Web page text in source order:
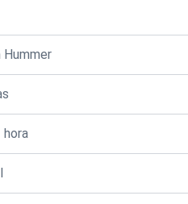
Hummer
hora